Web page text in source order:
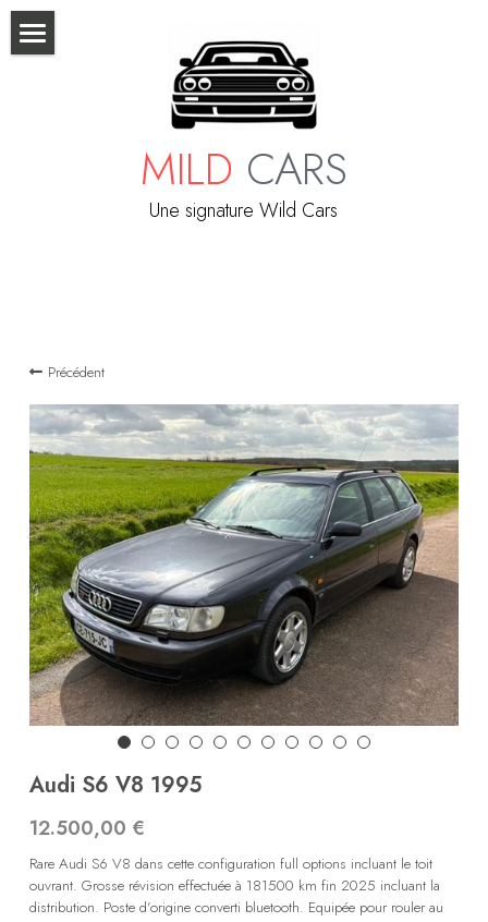
MILD CARS
Une signature Wild Cars
Précédent
Audi S6 V8 1995
12.500,00 €
Rare Audi S6 V8 dans cette configuration full options incluant le toit
ouvrant. Grosse révision effectuée à 181500 km fin 2025 incluant la
distribution. Poste d'origine converti bluetooth. Equipée pour rouler au
LES CATÉGORIES DE LA BOUTIQUE
Toutes les catégories